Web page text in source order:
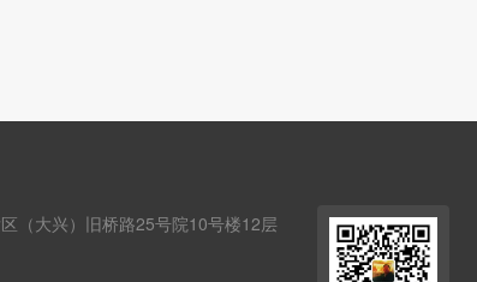
（大兴）旧桥路25号院10号楼12层